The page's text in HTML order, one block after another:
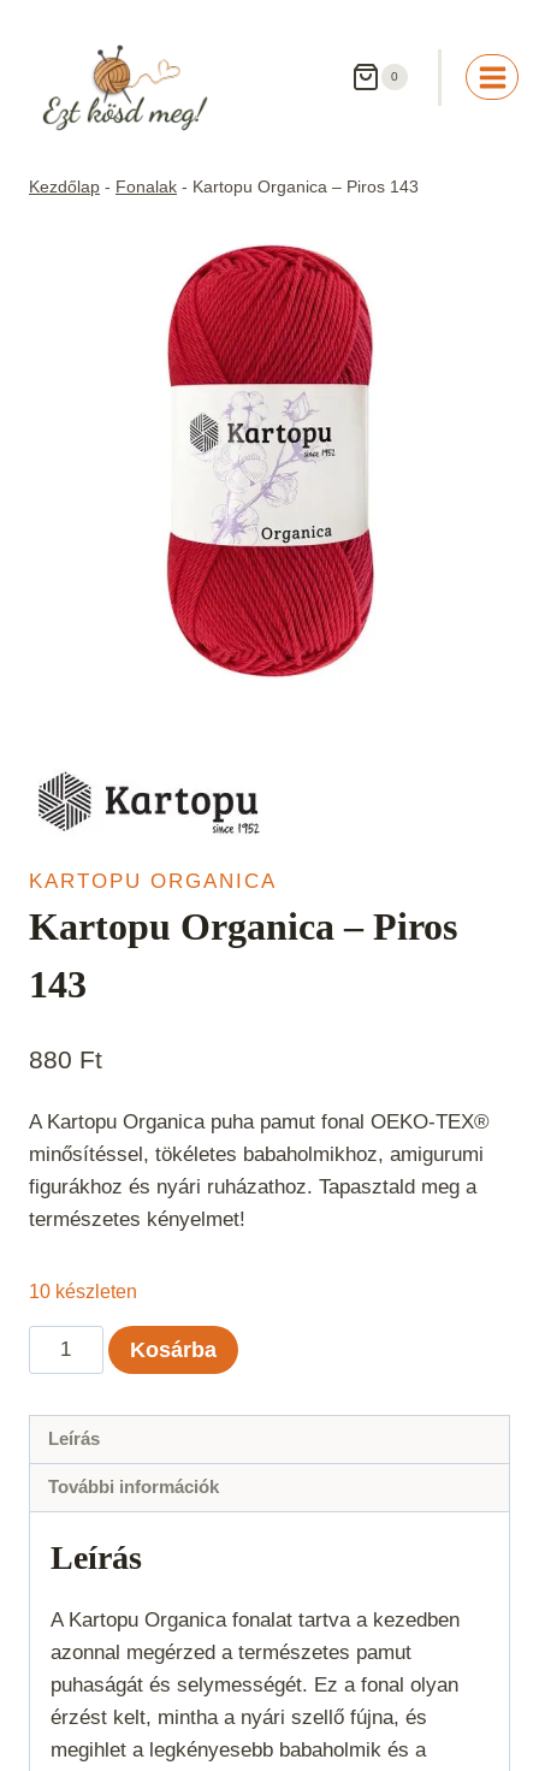
0
Kezdőlap - Fonalak - Kartopu Organica – Piros 143
KARTOPU ORGANICA
Kartopu Organica – Piros
143
880 Ft
A Kartopu Organica puha pamut fonal OEKO-TEX®
minősítéssel, tökéletes babaholmikhoz, amigurumi
figurákhoz és nyári ruházathoz. Tapasztald meg a
természetes kényelmet!
10 készleten
Kartopu
Organica
Piros
143
Kosárba
Leírás
További információk
Leírás
A Kartopu Organica fonalat tartva a kezedben
azonnal megérzed a természetes pamut
puhaságát és selymességét. Ez a fonal olyan
érzést kelt, mintha a nyári szellő fújna, és
megihlet a legkényesebb babaholmik és a